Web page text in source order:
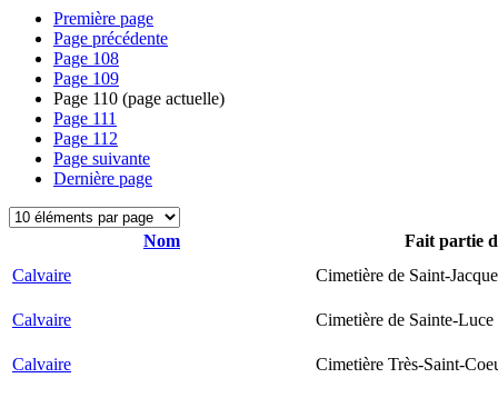
Première page
Page précédente
Page 108
Page 109
Page 110 (page actuelle)
Page 111
Page 112
Page suivante
Dernière page
Nom
Fait partie
Calvaire
Cimetière de Saint-
Calvaire Cimetière de Sainte-Luce
Calvaire Cimetière Très-Saint-